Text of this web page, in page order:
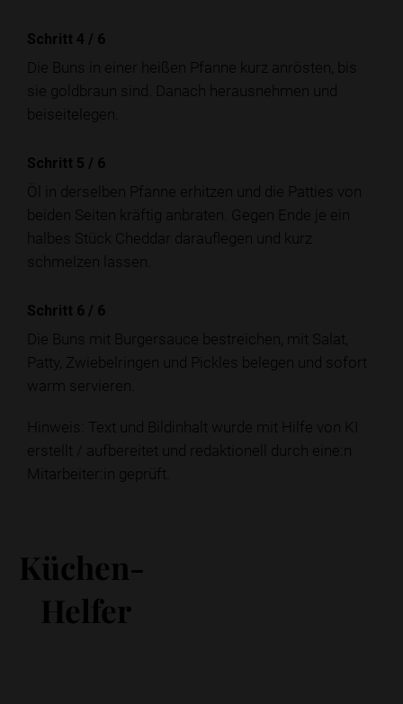
Schritt 4 / 6
Die Buns in einer heißen Pfanne kurz anrösten, bis
sie goldbraun sind. Danach herausnehmen und
beiseitelegen.
Schritt 5 / 6
Öl in derselben Pfanne erhitzen und die Patties von
beiden Seiten kräftig anbraten. Gegen Ende je ein
halbes Stück Cheddar darauflegen und kurz
schmelzen lassen.
Schritt 6 / 6
Die Buns mit Burgersauce bestreichen, mit Salat,
Patty, Zwiebelringen und Pickles belegen und sofort
warm servieren.
Hinweis: Text und Bildinhalt wurde mit Hilfe von KI
erstellt / aufbereitet und redaktionell durch eine:n
Mitarbeiter:in geprüft.
Küchen-
Helfer